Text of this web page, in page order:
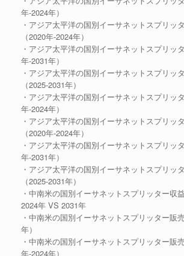
年-2024年）
・アジア太平洋の国別イーサネットスプリッ
（2020年-2024年）
・アジア太平洋の国別イーサネットスプリッ
年-2031年）
・アジア太平洋の国別イーサネットスプリッ
（2025-2031年）
・アジア太平洋の国別イーサネットスプリッ
年-2024年）
・アジア太平洋の国別イーサネットスプリッ
（2020年-2024年）
・アジア太平洋の国別イーサネットスプリッ
年-2031年）
・アジア太平洋の国別イーサネットスプリッ
（2025-2031年）
・中南米の国別イーサネットスプリッター収
2024年 VS 2031年
・中南米の国別イーサネットスプリッター販
年）
・中南米の国別イーサネットスプリッター販
年-2024年）